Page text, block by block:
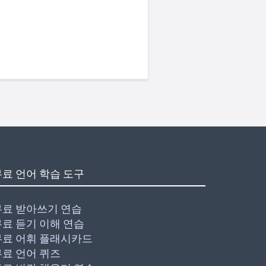
언어 학습 도구
료 받아쓰기 연습
듣기 이해 연습
어휘 플래시카드
언어 퀴즈